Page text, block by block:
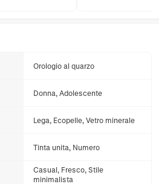
Orologio al quarzo
Donna, Adolescente
Lega, Ecopelle, Vetro minerale
Tinta unita, Numero
Casual, Fresco, Stile
minimalista